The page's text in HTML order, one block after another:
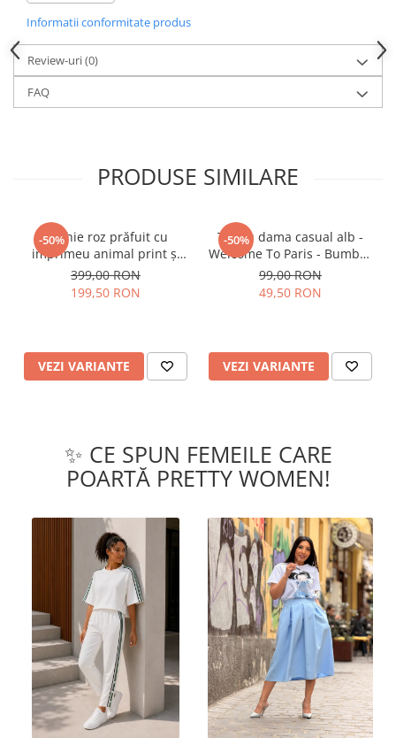
Alege o fustă care îmbină frumusețea detaliilor cu confortul
materialelor naturale și bucură-te de o apariție plină de stil în
orice moment.
Informatii conformitate produs
Review-uri(0)
FAQ
PRODUSE SIMILARE
-50%
Rochie roz prăfuit cu
imprimeu animal print și
curea
399,00 RON
199,50 RON
VEZI VARIANTE
-50%
Tricou dama casual alb -
Welcome To Paris - Bumbac
Organic
99,00 RON
49,50 RON
VEZI VARIANTE
✨ CE SPUN FEMEILE CARE
POARTĂ PRETTY WOMEN!